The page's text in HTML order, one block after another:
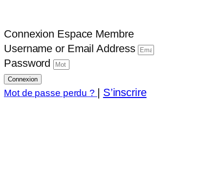
Connexion Espace Membre
Username or Email Address
Password
Connexion
Mot de passe perdu ? S’inscrire